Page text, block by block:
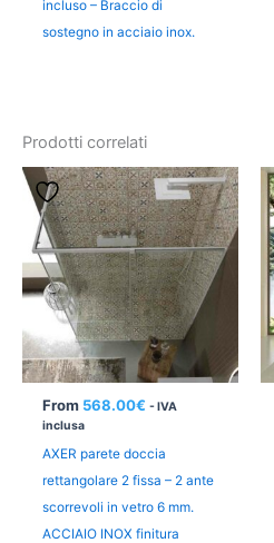
incluso – Braccio di
sostegno in acciaio inox.
Prodotti correlati
From 568.00€ - IVA
inclusa
AXER parete doccia
rettangolare 2 fissa – 2 ante
scorrevoli in vetro 6 mm.
ACCIAIO INOX finitura